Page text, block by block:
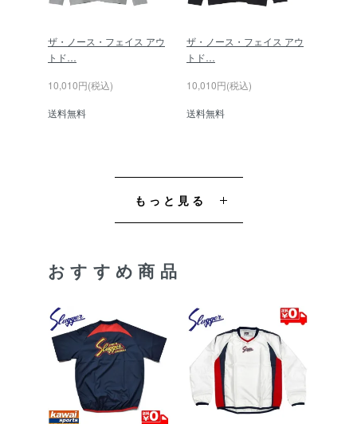
ザ・ノース・フェイス アウ
トド…
10,010円(税込)
送料無料
ザ・ノース・フェイス アウ
トド…
10,010円(税込)
送料無料
もっと見る
おすすめ商品